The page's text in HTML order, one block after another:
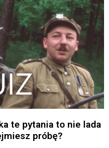
te pytania to nie lada
próbę?